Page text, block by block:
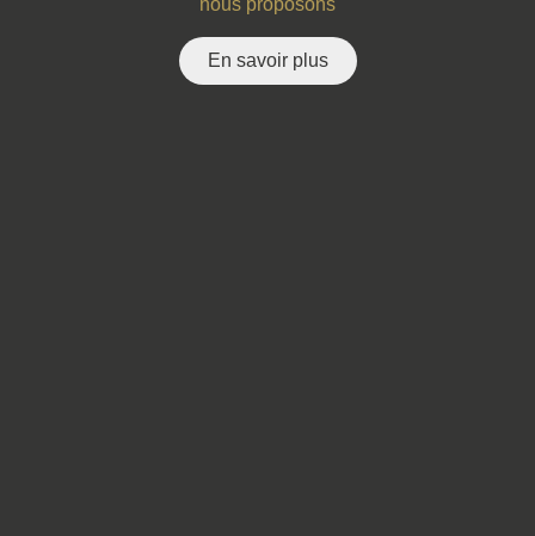
nous proposons
En savoir plus